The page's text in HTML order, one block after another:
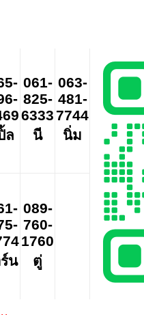
ล
061-
825-
6333
นี
063-
481-
7744
นิ่ม
ร์น
089-
760-
1760
ตู่